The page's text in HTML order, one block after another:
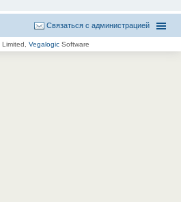
Связаться с администрацией
Limited, Vegalogic Software